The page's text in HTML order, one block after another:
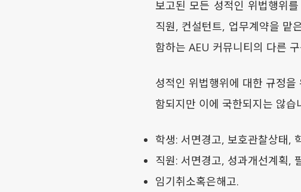
보고된 모든 성적인 위법행위
직원, 컨설턴트, 업무계약을 맡
함하는 AEU 커뮤니티의 다른
성적인 위법행위에 대한 규정
함되지만 이에 국한되지는 않습
학생: 서면경고, 보호관찰상태,
직원: 서면경고, 성과개선계획,
임기취소혹은해고.